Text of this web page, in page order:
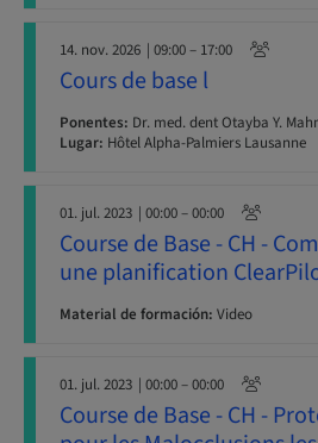
14. nov. 2026 | 09:00 – 17:00
Cours de base l
Ponentes: Dr. med. dent Otayba Y.
Lugar: Hôtel Alpha-Palmiers Lausanne
01. jul. 2023 | 00:00 – 00:00
Course de Base - CH -
une planification
Material de formación: Video
01. jul. 2023 | 00:00 – 00:00
Course de Base - CH -